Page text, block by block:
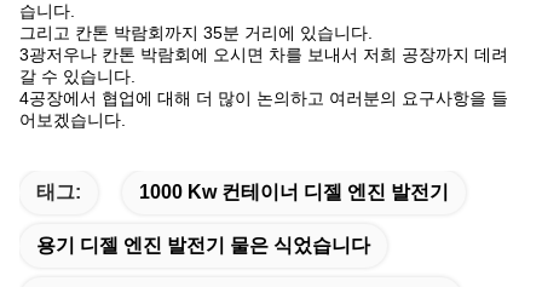
습니다.
그리고 칸톤 박람회까지 35분 거리에 있습니다.
3광저우나 칸톤 박람회에 오시면 차를 보내서 저희 공장까지 데려
갈 수 있습니다.
4공장에서 협업에 대해 더 많이 논의하고 여러분의 요구사항을 들
어보겠습니다.
태그: 1000 Kw 컨테이너 디젤 엔진 발전기
용기 디젤 엔진 발전기 물은 식었습니다